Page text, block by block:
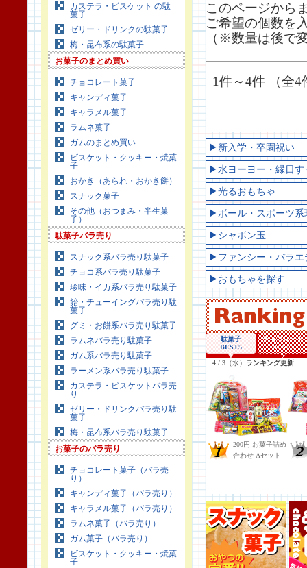
カステラ・ビスケット の駄
菓子
ゼリー・ドリンクの駄菓子
梅・昆布系の駄菓子
お菓子のまとめ買い
チョコレート菓子
キャンディ菓子
キャラメル菓子
ラムネ菓子
ガムのまとめ買い
ビスケット・クッキー・焼菓
子
おかき（あられ・おかき餅）
スナック菓子
その他（おつまみ・半生菓
子）
駄菓子バラ売り
スナック系バラ売り駄菓子
チョコ系バラ売り駄菓子
珍味・イカ系バラ売り駄菓子
飴・チューイングバラ売り駄
菓子
グミ・お餅系バラ売り駄菓子
ラムネバラ売り駄菓子
ガム系バラ売り駄菓子
ラーメン系バラ売り駄菓子
カステラ・ビスケットバラ売
り
ゼリー・ドリンクバラ売り駄
菓子
梅・昆布系バラ売り駄菓子
お菓子のバラ売り
チョコレート菓子（バラ売
り）
キャンディ菓子（バラ売り）
キャラメル菓子（バラ売り）
ラムネ菓子（バラ売り）
ガム菓子（バラ売り）
ビスケット・クッキー・焼菓
子
このページから
ご希望の個数を
（※数量は後で
1件～4件 （全4
▶新入学・卒園祝い
▶水ヨーヨー・縁日す
▶光るおもちゃ
▶ボール・スポーツ系
▶シャボン玉
▶ファンシー・バラエ
▶おもちゃを探す